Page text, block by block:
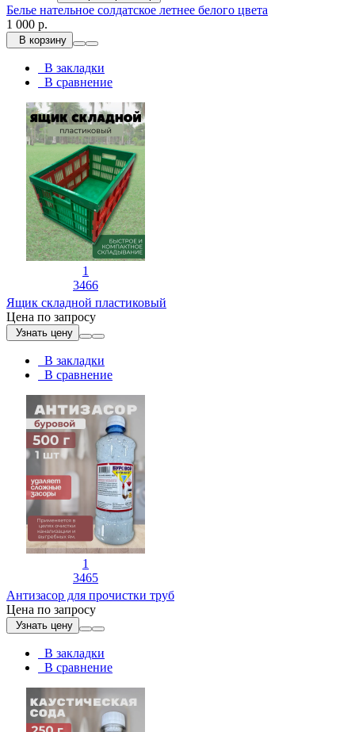
Белье нательное солдатское летнее белого цвета
1 000 р.
В корзину
В закладки
В сравнение
1
3466
Ящик складной пластиковый
Цена по запросу
Узнать цену
В закладки
В сравнение
1
3465
Антизасор для прочистки труб
Цена по запросу
Узнать цену
В закладки
В сравнение